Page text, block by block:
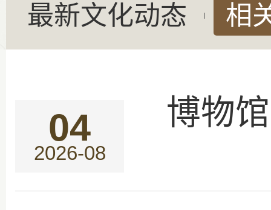
最新文化动态 相
04
2026-08
博物